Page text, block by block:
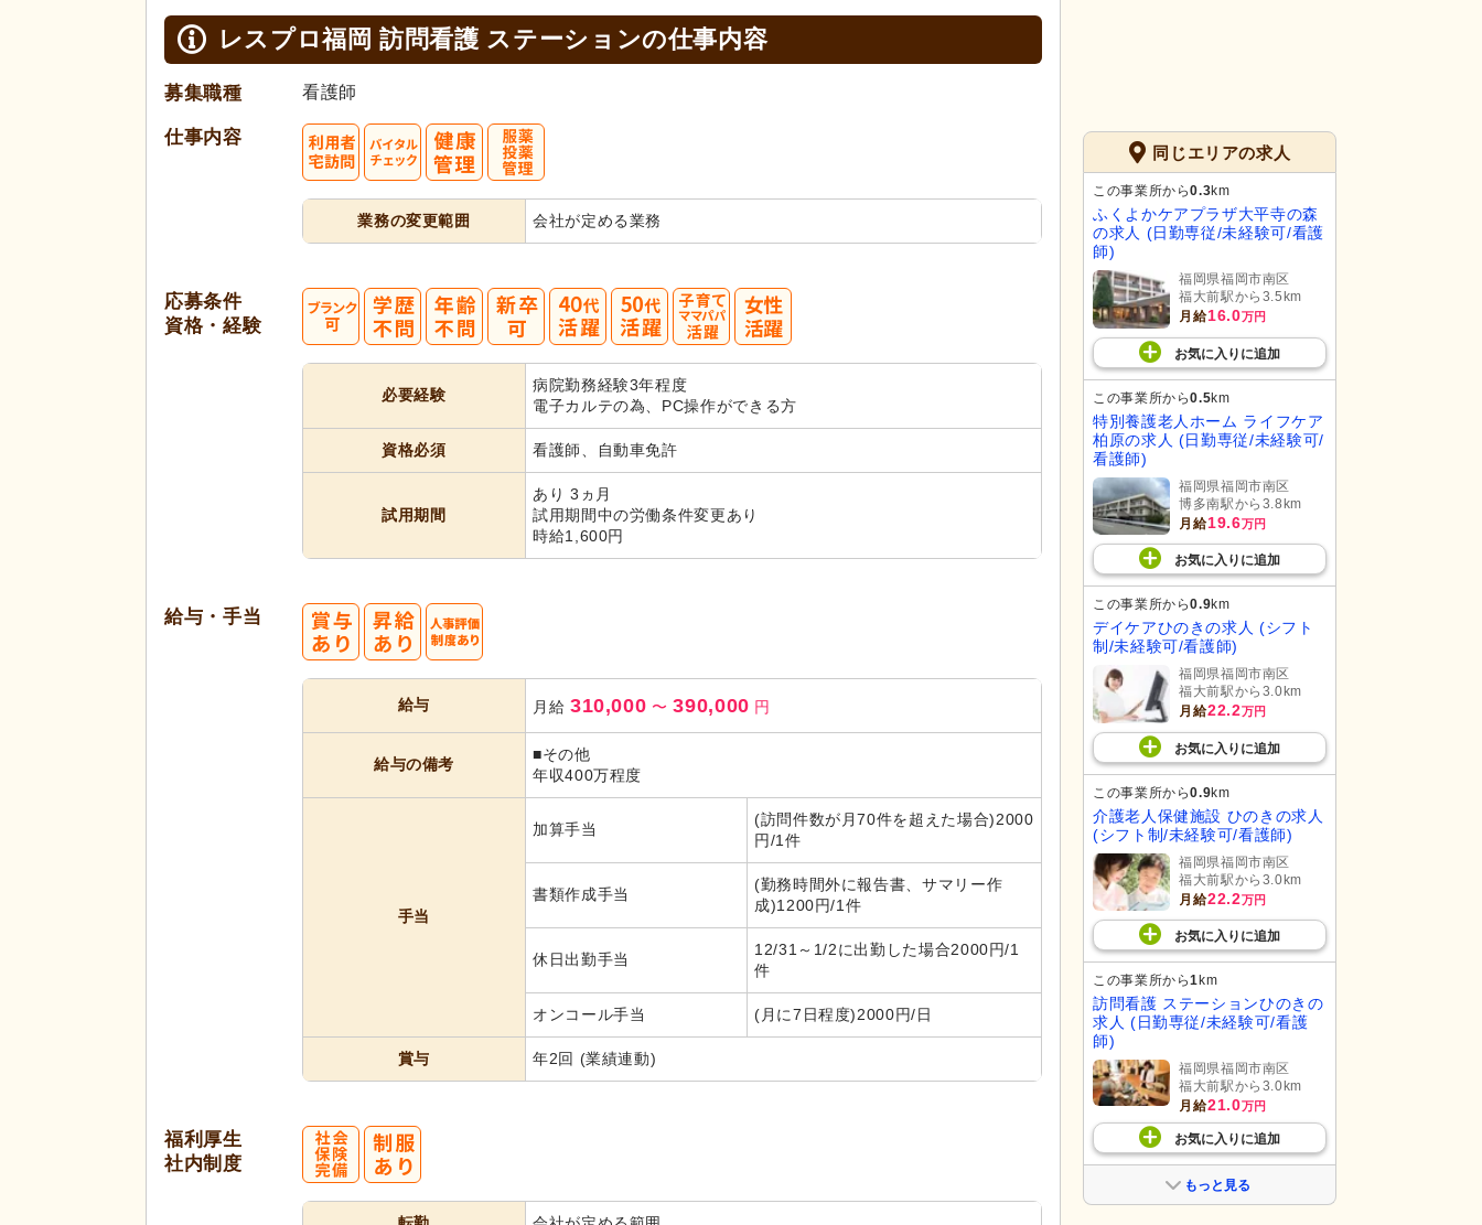
レスプロ福岡 訪問看護 ステーションの仕事内容
募集職種 看護師
仕事内容
業務の変更範囲 会社が定める業務
応募条件
資格・経験
必要経験
病院勤務経験3年程度
電子カルテの為、PC操作ができる方
資格必須 看護師、自動車免許
試用期間
あり 3ヵ月
試用期間中の労働条件変更あり
時給1,600円
給与・手当
給与 月給 310,000 〜 390,000 円
給与の備考
■その他
年収400万程度
手当
加算手当
(訪問件数が月70件を超えた場合)2000
円/1件
書類作成手当
(勤務時間外に報告書、サマリー作
成)1200円/1件
休日出勤手当
12/31～1/2に出勤した場合2000円/1
件
オンコール手当 (月に7日程度)2000円/日
賞与 年2回 (業績連動)
福利厚生
社内制度
同じエリアの求人
この事業所から0.3km
ふくよかケアプラザ大平寺の森
の求人 (日勤専従/未経験可/看護
師)
福岡県福岡市南区
福大前駅から3.5km
月給16.0万円
お気に入り に追加
この事業所から0.5km
特別養護老人ホーム ライフケア
柏原の求人 (日勤専従/未経験可/
看護師)
福岡県福岡市南区
博多南駅から3.8km
月給19.6万円
お気に入り に追加
この事業所から0.9km
デイケアひのきの求人 (シフト
制/未経験可/看護師)
福岡県福岡市南区
福大前駅から3.0km
月給22.2万円
お気に入り に追加
この事業所から0.9km
介護老人保健施設 ひのきの求人
(シフト制/未経験可/看護師)
福岡県福岡市南区
福大前駅から3.0km
月給22.2万円
お気に入り に追加
この事業所から1 km
訪問看護 ステーションひのきの
求人 (日勤専従/未経験可/看護
師)
福岡県福岡市南区
福大前駅から3.0km
月給21.0万円
お気に入り に追加
もっと見る